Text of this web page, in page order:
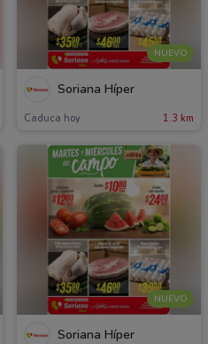
NUEVO
Soriana Híper
Caduca hoy 1.3 km
NUEVO
Soriana Híper